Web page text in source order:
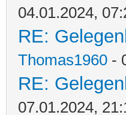
04.01.2024,
RE:
Thomas1960 -
RE:
07.01.2024,